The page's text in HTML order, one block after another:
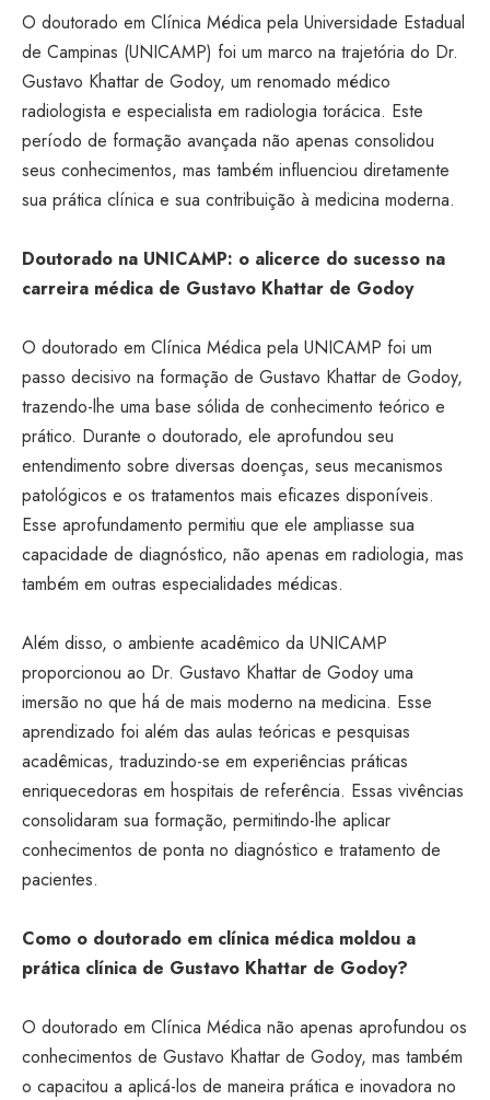
O doutorado em Clínica Médica pela Universidade Estadual
de Campinas (UNICAMP) foi um marco na trajetória do Dr.
Gustavo Khattar de Godoy, um renomado médico
radiologista e especialista em radiologia torácica. Este
período de formação avançada não apenas consolidou
seus conhecimentos, mas também influenciou diretamente
sua prática clínica e sua contribuição à medicina moderna.
Doutorado na UNICAMP: o alicerce do sucesso na
carreira médica de Gustavo Khattar de Godoy
O doutorado em Clínica Médica pela UNICAMP foi um
passo decisivo na formação de Gustavo Khattar de Godoy,
trazendo-lhe uma base sólida de conhecimento teórico e
prático. Durante o doutorado, ele aprofundou seu
entendimento sobre diversas doenças, seus mecanismos
patológicos e os tratamentos mais eficazes disponíveis.
Esse aprofundamento permitiu que ele ampliasse sua
capacidade de diagnóstico, não apenas em radiologia, mas
também em outras especialidades médicas.
Além disso, o ambiente acadêmico da UNICAMP
proporcionou ao Dr. Gustavo Khattar de Godoy uma
imersão no que há de mais moderno na medicina. Esse
aprendizado foi além das aulas teóricas e pesquisas
acadêmicas, traduzindo-se em experiências práticas
enriquecedoras em hospitais de referência. Essas vivências
consolidaram sua formação, permitindo-lhe aplicar
conhecimentos de ponta no diagnóstico e tratamento de
pacientes.
Como o doutorado em clínica médica moldou a
prática clínica de Gustavo Khattar de Godoy?
O doutorado em Clínica Médica não apenas aprofundou os
conhecimentos de Gustavo Khattar de Godoy, mas também
o capacitou a aplicá-los de maneira prática e inovadora no